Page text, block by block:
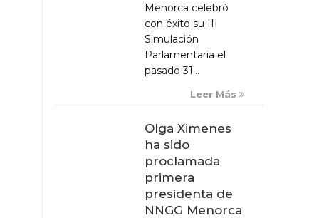
Menorca celebró
con éxito su III
Simulación
Parlamentaria el
pasado 31...
Leer Más
Olga Ximenes
ha sido
proclamada
primera
presidenta de
NNGG Menorca